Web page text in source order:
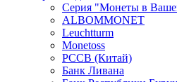
Серия "Монеты в
ALBOMMONET
Leuchtturm
Monetoss
PCCB (Китай)
Банк Ливана